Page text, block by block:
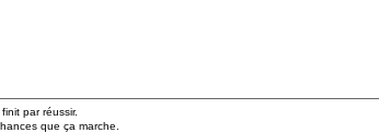
par réussir.
que ça marche.